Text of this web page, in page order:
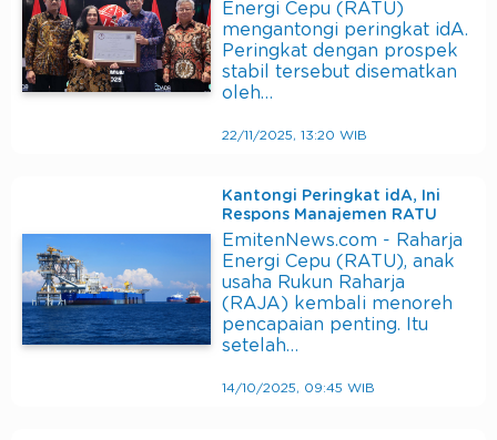
Energi Cepu (RATU)
mengantongi peringkat idA.
Peringkat dengan prospek
stabil tersebut disematkan
oleh…
22/11/2025, 13:20 WIB
Kantongi Peringkat idA, Ini
Respons Manajemen RATU
EmitenNews.com - Raharja
Energi Cepu (RATU), anak
usaha Rukun Raharja
(RAJA) kembali menoreh
pencapaian penting. Itu
setelah…
14/10/2025, 09:45 WIB